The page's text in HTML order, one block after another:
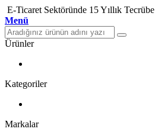
E-Ticaret Sektöründe 15 Yıllık Tecrübe
Menü
Ürünler
Kategoriler
Markalar